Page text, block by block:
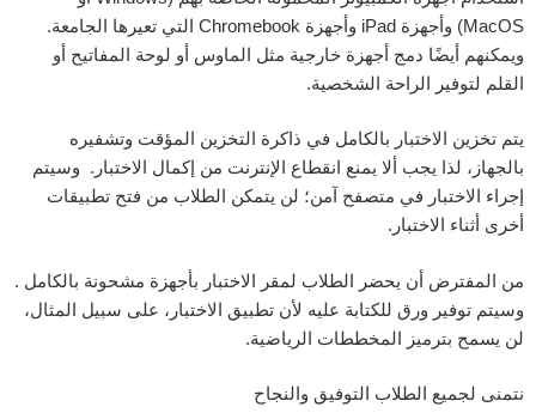
MacOS) وأجهزة iPad وأجهزة Chromebook التي تعيرها الجامعة.
ويمكنهم أيضًا دمج أجهزة خارجية مثل الماوس أو لوحة المفاتيح أو
القلم لتوفير الراحة الشخصية.
يتم تخزين الاختبار بالكامل في ذاكرة التخزين المؤقت وتشفيره
بالجهاز، لذا يجب ألا يمنع انقطاع الإنترنت من إكمال الاختبار. وسيتم
إجراء الاختبار في متصفح آمن؛ لن يتمكن الطلاب من فتح تطبيقات
أخرى أثناء الاختبار.
من المفترض أن يحضر الطلاب لمقر الاختبار بأجهزة مشحونة بالكامل .
وسيتم توفير ورق للكتابة عليه لأن تطبيق الاختبار، على سبيل المثال،
لن يسمح بترميز المخططات الرياضية.
نتمنى لجميع الطلاب التوفيق والنجاح